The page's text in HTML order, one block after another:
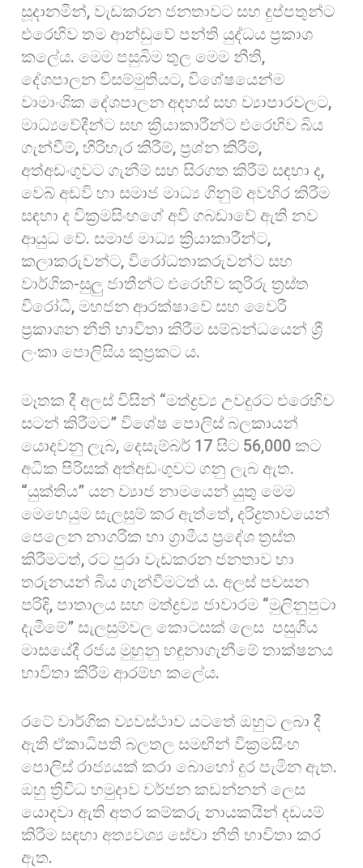
සූදානමින්, වැඩකරන ජනතාවට සහ දුප්පතුන්ට
එරෙහිව තම ආන්ඩුවේ පන්ති යුද්ධය ප්‍රකාශ
කලේය. මෙම පසුබිම තුල මෙම නීති,
දේශපාලන විසම්මුතියට, විශේෂයෙන්ම
වාමාංශික දේශපාලන අදහස් සහ ව්‍යාපාරවලට,
මාධ්‍යවේදීන්ට සහ ක්‍රියාකාරීන්ට එරෙහිව බිය
ගැන්වීම්, හිරිහැර කිරීම්, ප්‍රශ්න කිරීම්,
අත්අඩංගුවට ගැනීම් සහ සිරගත කිරීම් සඳහා ද,
වෙබ් අඩවි හා සමාජ මාධ්‍ය ගිනුම් අවහිර කිරීම
සඳහා ද වික්‍රමසිංහගේ අවි ගබඩාවේ ඇති නව
ආයුධ වේ. සමාජ මාධ්‍ය ක්‍රියාකාරීන්ට,
කලාකරුවන්ට, විරෝධතාකරුවන්ට සහ
වාර්ගික-සුලු ජාතීන්ට එරෙහිව කුරිරු ත්‍රස්ත
විරෝධී, මහජන ආරක්ෂාවේ සහ වෛරී
ප්‍රකාශන නීති භාවිතා කිරීම සම්බන්ධයෙන් ශ්‍රී
ලංකා පොලිසිය කුප්‍රකට ය.
මෑතක දී අලස් විසින් “මත්ද්‍රව්‍ය උවදුරට එරෙහිව
සටන් කිරීමට” විශේෂ පොලිස් බලකායන්
යොදවනු ලැබ, දෙසැම්බර් 17 සිට 56,000 කට
අධික පිරිසක් අත්අඩංගුවට ගනු ලැබ ඇත.
“යුක්තිය” යන ව්‍යාජ නාමයෙන් යුතු මෙම
මෙහෙයුම සැලසුම් කර ඇත්තේ, දරිද්‍රතාවයෙන්
පෙලෙන නාගරික හා ග්‍රාමීය ප්‍රදේශ ත්‍රස්ත
කිරීමටත්, රට පුරා වැඩකරන ජනතාව හා
තරුනයන් බිය ගැන්වීමටත් ය. අලස් පවසන
පරිදි, පාතාලය සහ මත්ද්‍රව්‍ය ජාවාරම “මුලිනුපුටා
දැමීමේ” සැලසුම්වල කොටසක් ලෙස පසුගිය
මාසයේදී රජය මුහුනු හඳුනාගැනීමේ තාක්ෂනය
භාවිතා කිරීම ආරම්භ කලේය.
රටේ වාර්ගික ව්‍යවස්ථාව යටතේ ඔහුට ලබා දී
ඇති ඒකාධිපති බලතල සමඟින් වික්‍රමසිංහ
පොලිස් රාජ්‍යයක් කරා බොහෝ දුර පැමින ඇත.
ඔහු ත්‍රිවිධ හමුදාව වර්ජන කඩන්නන් ලෙස
යොදවා ඇති අතර කම්කරු නායකයින් දඩයම්
කිරීම සඳහා අත්‍යවශ්‍ය සේවා නීති භාවිතා කර
ඇත.